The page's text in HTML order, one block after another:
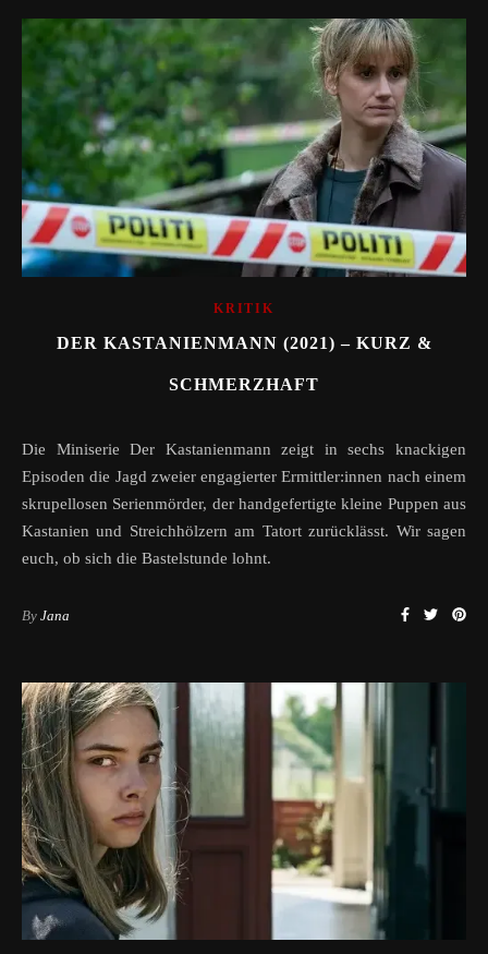
KRITIK
DER KASTANIENMANN (2021) – KURZ &
SCHMERZHAFT
Die Miniserie Der Kastanienmann zeigt in sechs knackigen
Episoden die Jagd zweier engagierter Ermittler:innen nach einem
skrupellosen Serienmörder, der handgefertigte kleine Puppen aus
Kastanien und Streichhölzern am Tatort zurücklässt. Wir sagen
euch, ob sich die Bastelstunde lohnt.
By Jana